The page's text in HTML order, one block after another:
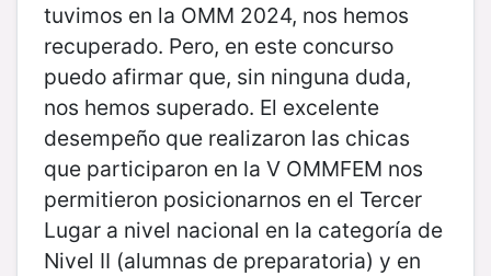
tuvimos en la OMM 2024, nos hemos
recuperado. Pero, en este concurso
puedo afirmar que, sin ninguna duda,
nos hemos superado. El excelente
desempeño que realizaron las chicas
que participaron en la V OMMFEM nos
permitieron posicionarnos en el Tercer
Lugar a nivel nacional en la categoría de
Nivel II (alumnas de preparatoria) y en